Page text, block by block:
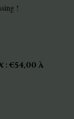
!
€54,00 à